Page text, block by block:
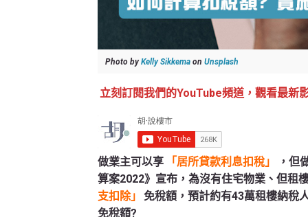
Photo byKelly Sikkema on Unsplash
立刻訂閱我們的YouTube頻道，觀看最新
做業主可以享 「居所貸款利息扣稅」
，但
算案2022》宣布，為沒有住宅物業、但租
支扣除」
免稅額，預計約有43萬租樓納稅
免稅額?